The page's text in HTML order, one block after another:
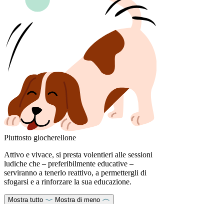
Piuttosto giocherellone
Attivo e vivace, si presta volentieri alle sessioni
ludiche che – preferibilmente educative –
serviranno a tenerlo reattivo, a permettergli di
sfogarsi e a rinforzare la sua educazione.
Mostra tutto Mostra di meno